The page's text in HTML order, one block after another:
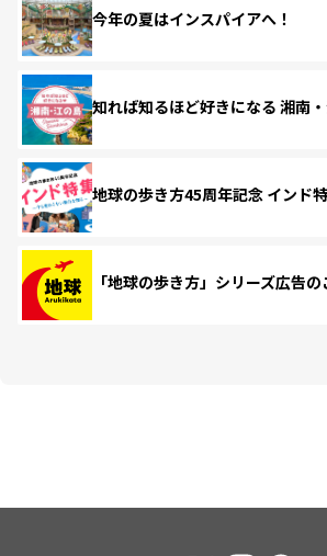
今年の夏はインスパイアへ！
知れば知るほど好きになる 湘南
地球の歩き方45周年記念 インド
「地球の歩き方」シリーズ広告の